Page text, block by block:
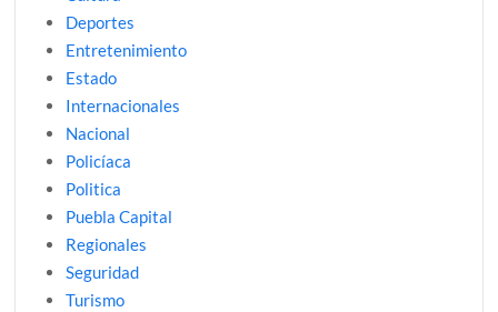
Deportes
Entretenimiento
Estado
Internacionales
Nacional
Policíaca
Politica
Puebla Capital
Regionales
Seguridad
Turismo